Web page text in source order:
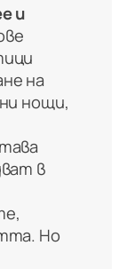
и
на
нощи,
в
Но